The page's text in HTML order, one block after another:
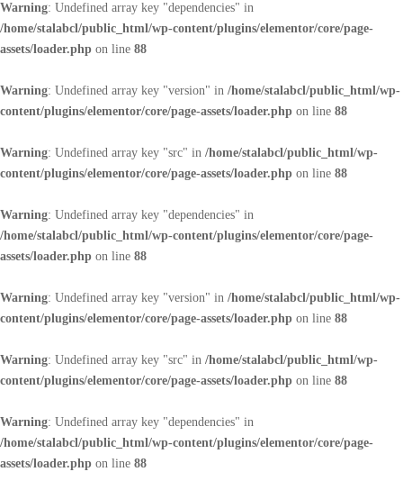
Warning: Undefined array key "dependencies" in
/home/stalabcl/public_html/wp-content/plugins/elementor/core/page-
assets/loader.php on line 88
Warning: Undefined array key "version" in /home/stalabcl/public_html/wp-
content/plugins/elementor/core/page-assets/loader.php on line 88
Warning: Undefined array key "src" in /home/stalabcl/public_html/wp-
content/plugins/elementor/core/page-assets/loader.php on line 88
Warning: Undefined array key "dependencies" in
/home/stalabcl/public_html/wp-content/plugins/elementor/core/page-
assets/loader.php on line 88
Warning: Undefined array key "version" in /home/stalabcl/public_html/wp-
content/plugins/elementor/core/page-assets/loader.php on line 88
Warning: Undefined array key "src" in /home/stalabcl/public_html/wp-
content/plugins/elementor/core/page-assets/loader.php on line 88
Warning: Undefined array key "dependencies" in
/home/stalabcl/public_html/wp-content/plugins/elementor/core/page-
assets/loader.php on line 88